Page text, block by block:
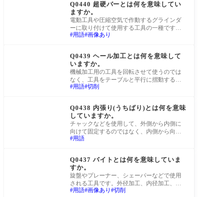
Q0440 超硬バーとは何を意味してい
ますか。
電動工具や圧縮空気で作動するグラインダ
ーに取り付けて使用する工具の一種です。
バリ取りや穴を広げる加工に使用されま
用語 画像あり
Q0439 ヘール加工とは何を意味して
いますか。
機械加工用の工具を回転させて使うのでは
なく、工具をテーブルと平行に摺動するよ
うワークに当ててカンナのように削って加
用語 切削
Q0438 内張り(うちばり)とは何を意味
していますか。
チャックなどを使用して、外側から内側に
向けて固定するのではなく、内側から向か
って外側に突っ張る形で固定することを指
用語
Q0437 バイトとは何を意味していま
すか。
旋盤やプレーナー、シェーパーなどで使用
される工具です。外径加工、内径加工、溝
入れ、ねじ切りなど用途によりたくさんの
用語 画像あり 切削